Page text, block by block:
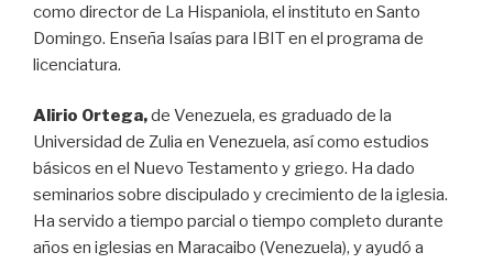
como director de La Hispaniola, el instituto en Santo
Domingo. Enseña Isaías para IBIT en el programa de
licenciatura.
Alirio Ortega,de Venezuela, es graduado de la
Universidad de Zulia en Venezuela, así como estudios
básicos en el Nuevo Testamento y griego. Ha dado
seminarios sobre discipulado y crecimiento de la iglesia.
Ha servido a tiempo parcial o tiempo completo durante
años en iglesias en Maracaibo (Venezuela), y ayudó a